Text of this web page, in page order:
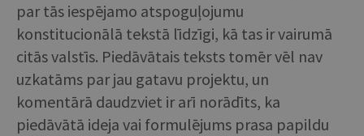
par tās iespējamo atspoguļojumu
konstitucionālā tekstā līdzīgi, kā tas ir vairumā
citās valstīs. Piedāvātais teksts tomēr vēl nav
uzkatāms par jau gatavu projektu, un
komentārā daudzviet ir arī norādīts, ka
piedāvātā ideja vai formulējums prasa papildu